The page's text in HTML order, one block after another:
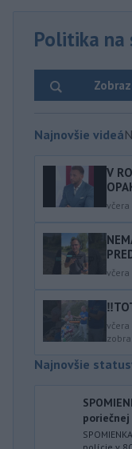
Politika na
Najnovšie videá
V
včera
včera
Najnovšie
poriečnej